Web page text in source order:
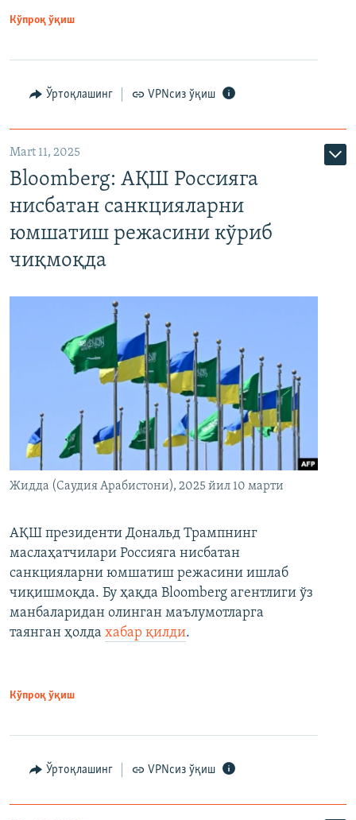
Кўпроқ ўқиш
Ўртоқлашинг VPNсиз ўқиш
Mart 11, 2025
Bloomberg: АҚШ Россияга
нисбатан санкцияларни
юмшатиш режасини кўриб
чиқмоқда
Жидда (Саудия Арабистони), 2025 йил 10 марти
АҚШ президенти Дональд Трампнинг
маслаҳатчилари Россияга нисбатан
санкцияларни юмшатиш режасини ишлаб
чиқишмоқда. Бу ҳақда Bloomberg агентлиги ўз
манбаларидан олинган маълумотларга
таянган ҳолда хабар қилди.
Кўпроқ ўқиш
Ўртоқлашинг VPNсиз ўқиш